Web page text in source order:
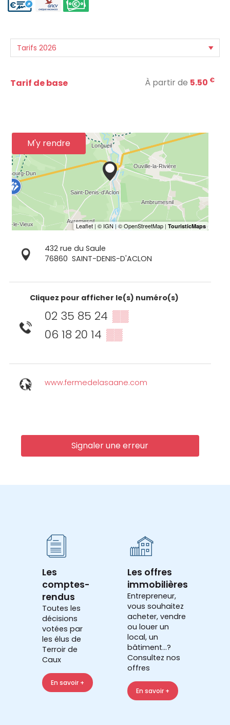
Tarif de base À partir de 5.50 €
M'y rendre
432 rue du Saule
76860 SAINT-DENIS-D'ACLON
Cliquez pour afficher le(s) numéro(s)
02 35 85 24 ▒▒
06 18 20 14 ▒▒
www.fermedelasaane.com
Signaler une erreur
Les
comptes-
rendus
Toutes les
décisions
votées par
les élus de
Terroir de
Caux
En savoir +
Les offres
immobilières
Entrepreneur,
vous souhaitez
acheter, vendre
ou louer un
local, un
bâtiment...?
Consultez nos
offres
En savoir +